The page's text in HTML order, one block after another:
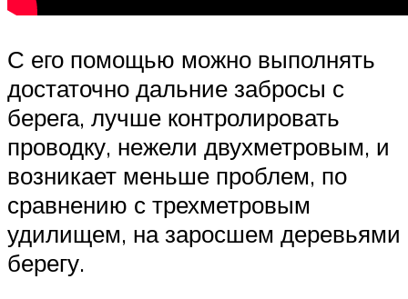
С его помощью можно выполнять
достаточно дальние забросы с
берега, лучше контролировать
проводку, нежели двухметровым, и
возникает меньше проблем, по
сравнению с трехметровым
удилищем, на заросшем деревьями
берегу.